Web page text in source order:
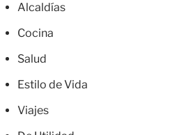
Alcaldías
Cocina
Salud
Estilo de Vida
Viajes